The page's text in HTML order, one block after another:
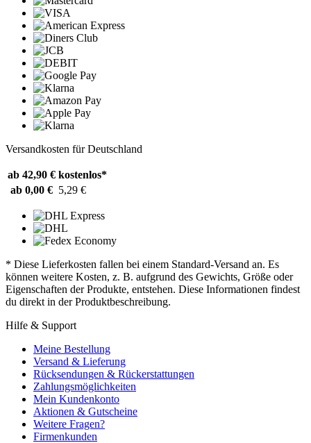
Versandkosten für Deutschland
ab 42,90 € kostenlos*
ab 0,00 € 5,29 €
* Diese Lieferkosten fallen bei einem Standard-Versand an. Es
können weitere Kosten, z. B. aufgrund des Gewichts, Größe oder
Eigenschaften der Produkte, entstehen. Diese Informationen findest
du direkt in der Produktbeschreibung.
Hilfe & Support
Meine Bestellung
Versand & Lieferung
Rücksendungen & Rückerstattungen
Zahlungsmöglichkeiten
Mein Kundenkonto
Aktionen & Gutscheine
Weitere Fragen?
Firmenkunden